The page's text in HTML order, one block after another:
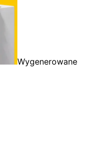
Wygenerowane